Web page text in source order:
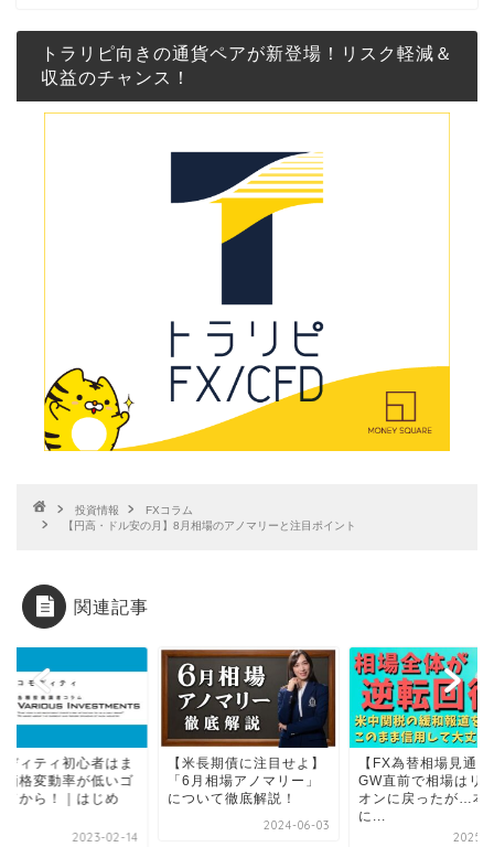
トラリピ向きの通貨ペアが新登場！リスク軽減＆
収益のチャンス！
投資情報
FXコラム
【円高・ドル安の月】8月相場のアノマリーと注目ポイント
関連記事
ディティ初心者はま
価格変動率が低いゴ
ドから！｜はじめ
2023-02-14
【米長期債に注目せよ】
「6月相場アノマリー」
について徹底解説！
2024-06-03
【FX為替相場見通
GW直前で相場はリ
オンに戻ったが…本
に...
2025-